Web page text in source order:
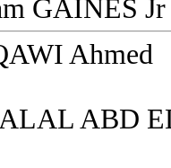
GAINES Jr
Ahmed
ABD